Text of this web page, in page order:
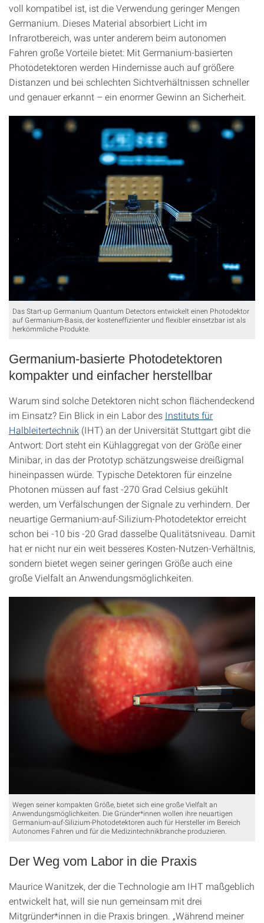
voll kompatibel ist, ist die Verwendung geringer Mengen
Germanium. Dieses Material absorbiert Licht im
Infrarotbereich, was unter anderem beim autonomen
Fahren große Vorteile bietet: Mit Germanium-basierten
Photodetektoren werden Hindernisse auch auf größere
Distanzen und bei schlechten Sichtverhältnissen schneller
und genauer erkannt – ein enormer Gewinn an Sicherheit.
Das Start-up Germanium Quantum Detectors entwickelt einen Photodektor
auf Germanium-Basis, der kosteneffizienter und flexibler einsetzbar ist als
herkömmliche Produkte.
Germanium-basierte Photodetektoren
kompakter und einfacher herstellbar
Warum sind solche Detektoren nicht schon flächendeckend
im Einsatz? Ein Blick in ein Labor des Instituts für
Halbleitertechnik (IHT) an der Universität Stuttgart gibt die
Antwort: Dort steht ein Kühlaggregat von der Größe einer
Minibar, in das der Prototyp schätzungsweise dreißigmal
hineinpassen würde. Typische Detektoren für einzelne
Photonen müssen auf fast -270 Grad Celsius gekühlt
werden, um Verfälschungen der Signale zu verhindern. Der
neuartige Germanium-auf-Silizium-Photodetektor erreicht
schon bei -10 bis -20 Grad dasselbe Qualitätsniveau. Damit
hat er nicht nur ein weit besseres Kosten-Nutzen-Verhältnis,
sondern bietet wegen seiner geringen Größe auch eine
große Vielfalt an Anwendungsmöglichkeiten.
Wegen seiner kompakten Größe, bietet sich eine große Vielfalt an
Anwendungsmöglichkeiten. Die Gründer*innen wollen ihre neuartigen
Germanium-auf-Silizium-Photodetektoren auch für Hersteller im Bereich
Autonomes Fahren und für die Medizintechnikbranche produzieren.
Der Weg vom Labor in die Praxis
Maurice Wanitzek, der die Technologie am IHT maßgeblich
entwickelt hat, will sie nun gemeinsam mit drei
Mitgründer*innen in die Praxis bringen. „Während meiner